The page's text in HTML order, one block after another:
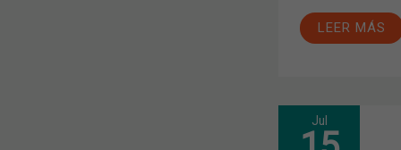
LEER MÁS
Jul
JUNIO:
LOS